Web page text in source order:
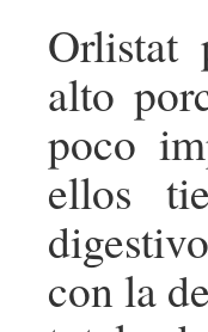
Orlistat
alto
poco
ellos
con la